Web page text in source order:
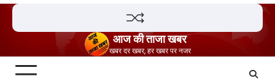
Skip
content
आज की ताजा खबर
खबर दर खबर, हर खबर पर नजर